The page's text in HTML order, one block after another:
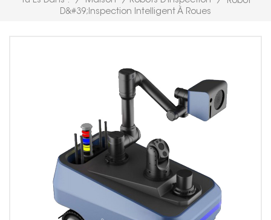
D&#39;inspection Intelligent À Roues